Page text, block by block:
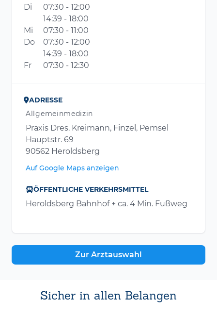
Di
07:30 - 12:00
14:39 - 18:00
Mi
07:30 - 11:00
Do
07:30 - 12:00
14:39 - 18:00
Fr
07:30 - 12:30
ADRESSE
Allgemeinmedizin
Praxis Dres. Kreimann, Finzel, Pemsel
Hauptstr. 69
90562 Heroldsberg
Auf Google Maps anzeigen
ÖFFENTLICHE VERKEHRSMITTEL
Heroldsberg Bahnhof + ca. 4 Min. Fußweg
Zur Arztauswahl
Sicher in allen Belangen